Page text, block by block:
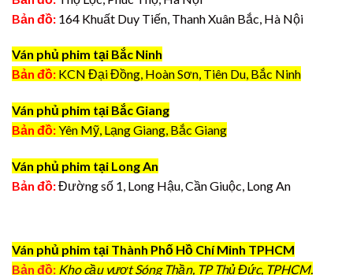
Bản đồ: 164 Khuất Duy Tiến, Thanh Xuân Bắc, Hà Nội
Ván phủ phim tại Bắc Ninh
Bản đồ: KCN Đại Đồng, Hoàn Sơn, Tiên Du, Bắc Ninh
Ván phủ phim tại Bắc Giang
Bản đồ:Yên Mỹ, Lạng Giang, Bắc Giang
Ván phủ phim tại Long An
Bản đồ:Đường số 1, Long Hậu, Cần Giuộc, Long An
Ván phủ phim tại Thành Phố Hồ Chí Minh TPHCM
Bản đồ: Kho cầu vượt Sóng Thần, TP Thủ Đức, TPHCM.